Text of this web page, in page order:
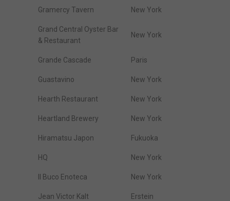
Gramercy Tavern New York
Grand Central Oyster Bar
& Restaurant
New York
Grande Cascade Paris
Guastavino New York
Hearth Restaurant New York
Heartland Brewery New York
Hiramatsu Japon Fukuoka
HQ New York
Il Buco Enoteca New York
Jean Victor Kalt Erstein